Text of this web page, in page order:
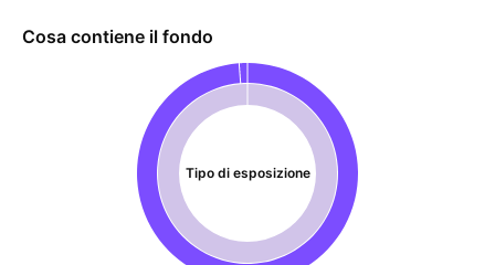
Cosa contiene il fondo
Tipo di esposizione